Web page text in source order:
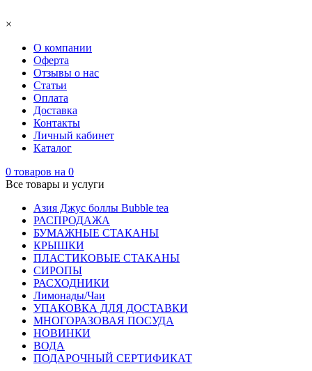
×
О компании
Оферта
Отзывы о нас
Статьи
Оплата
Доставка
Контакты
Личный кабинет
Каталог
0 товаров на 0
Все товары и услуги
Азия Джус боллы Bubble tea
РАСПРОДАЖА
БУМАЖНЫЕ СТАКАНЫ
КРЫШКИ
ПЛАСТИКОВЫЕ СТАКАНЫ
СИРОПЫ
РАСХОДНИКИ
Лимонады/Чаи
УПАКОВКА ДЛЯ ДОСТАВКИ
МНОГОРАЗОВАЯ ПОСУДА
НОВИНКИ
ВОДА
ПОДАРОЧНЫЙ СЕРТИФИКАТ